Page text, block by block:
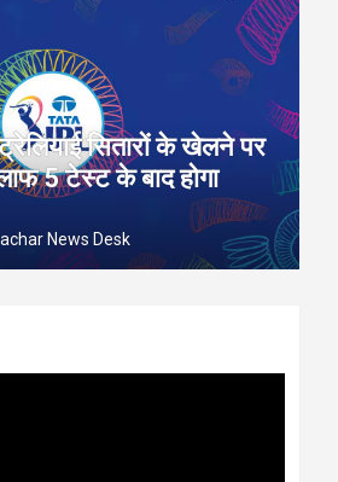
सितारों के खेलने पर
5 टेस्ट के बाद होगा
News Desk